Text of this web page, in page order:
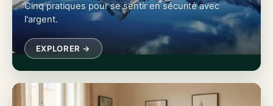
Cinq pratiques pour se sentir en sécurité avec
l'argent.
EXPLORER →